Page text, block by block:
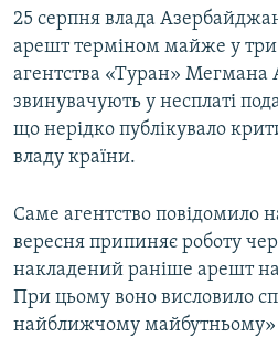
25 серпня влада
арешт терміном майже у три
агентства «Туран» Мегмана
звинувачують у несплаті
що нерідко публікувало
владу країни.
Саме агентство повідомило
вересня припиняє роботу
накладений раніше арешт
При цьому воно висловило
найближчому майбутньому»